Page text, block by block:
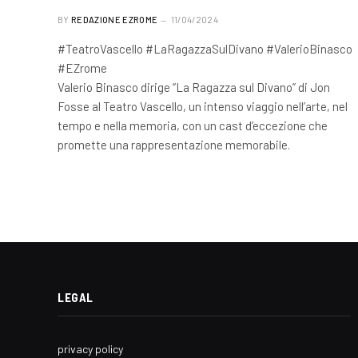
BY REDAZIONE EZROME 11/04/2024
#TeatroVascello #LaRagazzaSulDivano #ValerioBinasco
#EZrome
Valerio Binasco dirige “La Ragazza sul Divano” di Jon
Fosse al Teatro Vascello, un intenso viaggio nell’arte, nel
tempo e nella memoria, con un cast d’eccezione che
promette una rappresentazione memorabile.
LEGAL
privacy policy